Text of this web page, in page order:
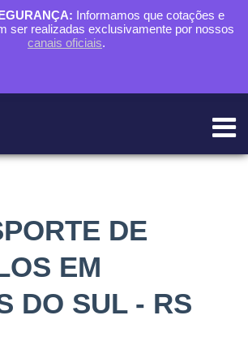
Informamos que cotações e
ser realizadas exclusivamente por nossos
canais oficiais.
DE
EM
DO SUL - RS